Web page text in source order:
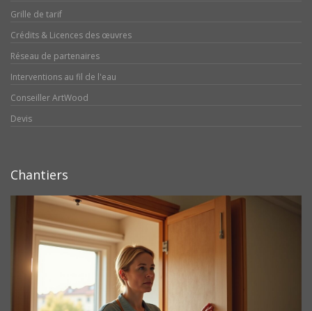
Grille de tarif
Crédits & Licences des œuvres
Réseau de partenaires
Interventions au fil de l'eau
Conseiller ArtWood
Devis
Chantiers